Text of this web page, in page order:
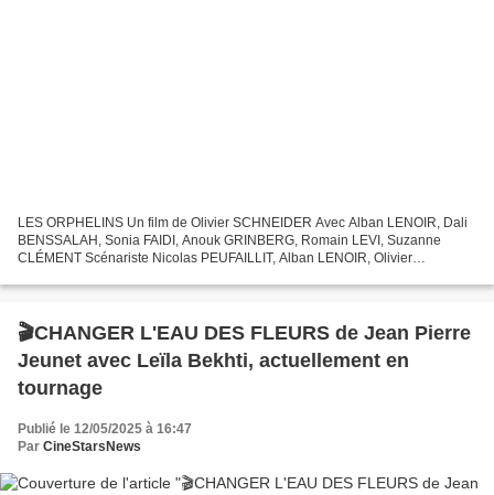
LES ORPHELINS Un film de Olivier SCHNEIDER Avec Alban LENOIR, Dali
BENSSALAH, Sonia FAIDI, Anouk GRINBERG, Romain LEVI, Suzanne
CLÉMENT Scénariste Nicolas PEUFAILLIT, Alban LENOIR, Olivier
🎬CHANGER L'EAU DES FLEURS de Jean Pierre
Jeunet avec Leïla Bekhti, actuellement en
tournage
Publié le 12/05/2025 à 16:47
Par CineStarsNews